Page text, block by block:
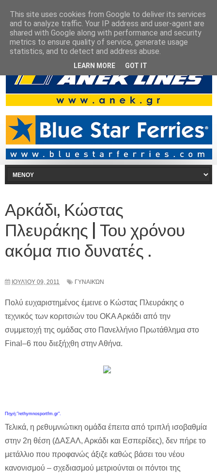
Αρκάδι, Κώστας
Πλευράκης | Του χρόνου
ακόμα πιο δυνατές .
ΙΟΥΛΊΟΥ 09, 2011 ΓΥΝΑΙΚΏΝ
Πολύ ευχαριστημένος έμεινε ο Κώστας Πλευράκης ο
τεχνικός των κοριτσιών του ΟΚΑ Αρκάδι από την
συμμετοχή της ομάδας στο Πανελλήνιο Πρωτάθλημα στο
Final–6 που διεξήχθη στην Αθήνα.
Πηγή:"rethymnosportfm.gr".
Τελικά, η ρεθυμνιώτικη ομάδα έπειτα από τριπλή ισοβαθμία
στην 2η θέση (ΔΑΣΑΛ, Αρκάδι και Εσπερίδες), δεν πήρε το
μετάλλιο που προφανώς άξιζε καθώς βάσει του νέου
κανονισμού – σχεδιασμού μετριούνται οι πόντοι της
This site uses cookies from Google to deliver its services
and to analyze traffic. Your IP address and user-agent are
shared with Google along with performance and security
metrics to ensure quality of service, generate usage
statistics, and to detect and address abuse.
LEARN MORE GOT IT